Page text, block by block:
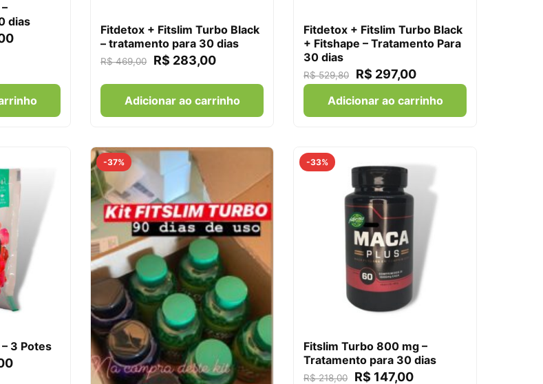
dias
Fitdetox + Fitslim Turbo Black
– tratamento para 30 dias
R$469,00 R$ 283,00
Adicionar ao carrinho
Fitdetox + Fitslim Turbo Black
+ Fitshape – Tratamento Para
30 dias
R$529,80 R$ 297,00
Adicionar ao carrinho
3 Potes
-37% -33%
Fitslim Turbo 800 mg –
Tratamento para 30 dias
R$218,00 R$ 147,00